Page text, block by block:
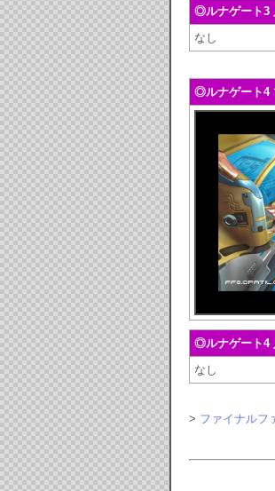
◎ルナゲート3
なし
◎ルナゲート4
◎ルナゲート4
なし
> ファイナルフ